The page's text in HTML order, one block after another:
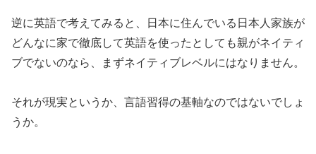
逆に英語で考えてみると、日本に住んでいる日本人家族が
どんなに家で徹底して英語を使ったとしても親がネイティ
ブでないのなら、まずネイティブレベルにはなりません。
それが現実というか、言語習得の基軸なのではないでしょ
うか。